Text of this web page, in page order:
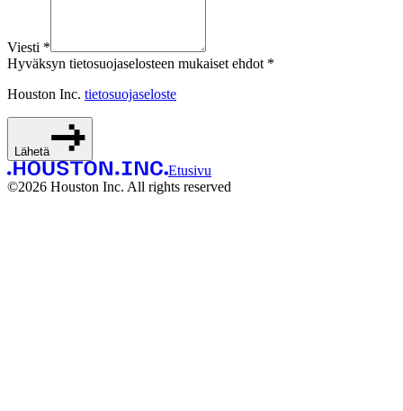
Viesti *
Hyväksyn tietosuojaselosteen mukaiset ehdot *
Houston Inc. tietosuojaseloste
Lähetä
Etusivu
©2026 Houston Inc. All rights reserved